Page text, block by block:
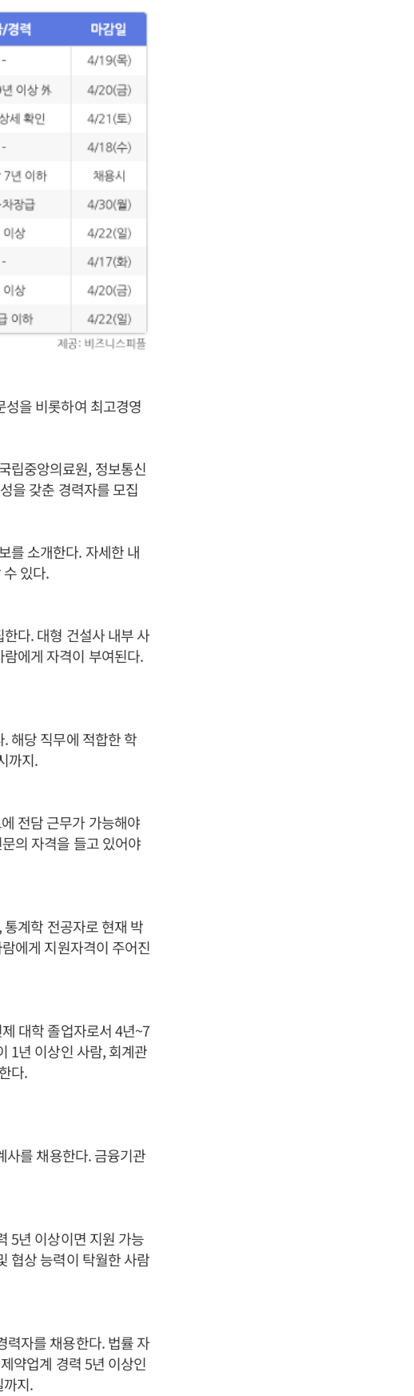
을 비롯하여 최고경영
립중앙의료원, 정보통신
을 갖춘 경력자를 모집
를 소개한다. 자세한 내
있다.
다. 대형 건설사 내부 사
에게 자격이 부여된다.
해당 직무에 적합한 학
까지.
전담 근무가 가능해야
의 자격을 들고 있어야
계학 전공자로 현재 박
에게 지원자격이 주어진
대학 졸업자로서 4년~7
1년 이상인 사람, 회계관
다.
사를 채용한다. 금융기관
5년 이상이면 지원 가능
협상 능력이 탁월한 사람
력자를 채용한다. 법률 자
약업계 경력 5년 이상인
지.